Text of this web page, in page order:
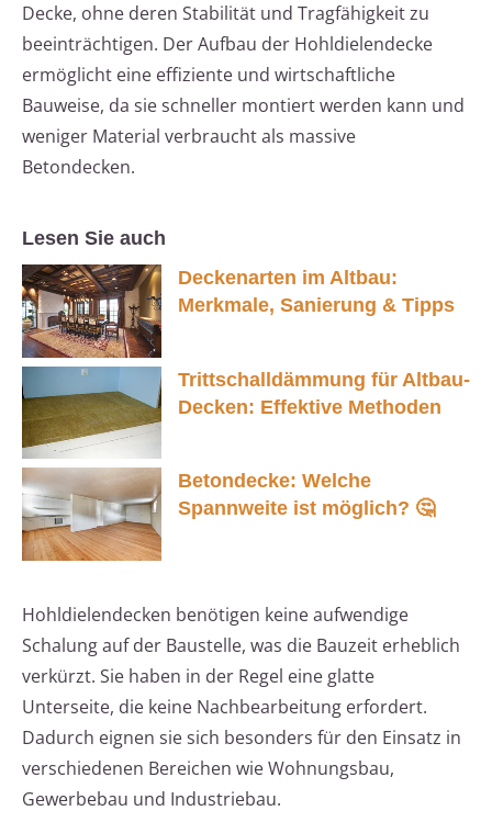
Decke, ohne deren Stabilität und Tragfähigkeit zu
beeinträchtigen. Der Aufbau der Hohldielendecke
ermöglicht eine effiziente und wirtschaftliche
Bauweise, da sie schneller montiert werden kann und
weniger Material verbraucht als massive
Betondecken.
Lesen Sie auch
Deckenarten im Altbau:
Merkmale, Sanierung & Tipps
Trittschalldämmung für Altbau-
Decken: Effektive Methoden
Betondecke: Welche
Spannweite ist möglich? 🤔
Hohldielendecken benötigen keine aufwendige
Schalung auf der Baustelle, was die Bauzeit erheblich
verkürzt. Sie haben in der Regel eine glatte
Unterseite, die keine Nachbearbeitung erfordert.
Dadurch eignen sie sich besonders für den Einsatz in
verschiedenen Bereichen wie Wohnungsbau,
Gewerbebau und Industriebau.